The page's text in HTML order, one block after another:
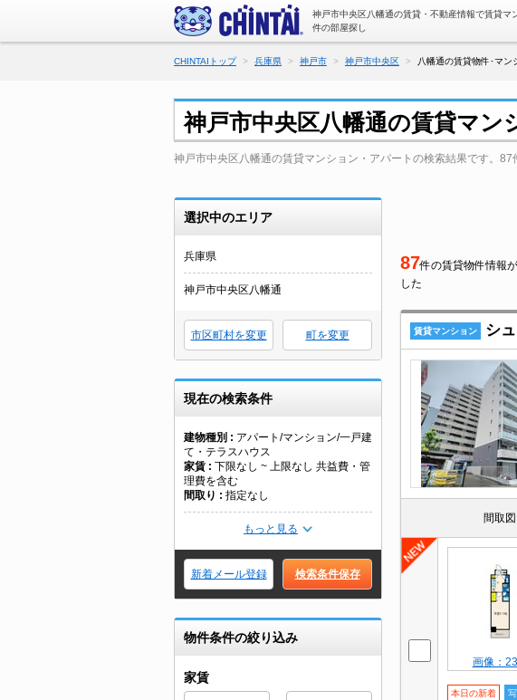
神戸市中央区八幡通の賃貸・不動産情報で賃貸マ
件の部屋探し
CHINTAIトップ 兵庫県 神戸市 神戸市中央区 八幡通の賃貸物件･マン
神戸市中央区八幡通の賃貸マン
神戸市中央区八幡通の賃貸マンション・アパートの検索結果です。
選択中のエリア
兵庫県
神戸市中央区八幡通
市区町村を変更 町を変更
現在の検索条件
建物種別
アパート/マンション/一戸建
て・テラスハウス
家賃
下限なし ~ 上限なし 共益費・管
理費を含む
間取り
指定なし
もっと見る
新着メール登録 検索条件保存
物件条件の絞り込み
家賃
87件の賃貸物件情報
した
賃貸マンション シ
間取図
画像：
本日の新着